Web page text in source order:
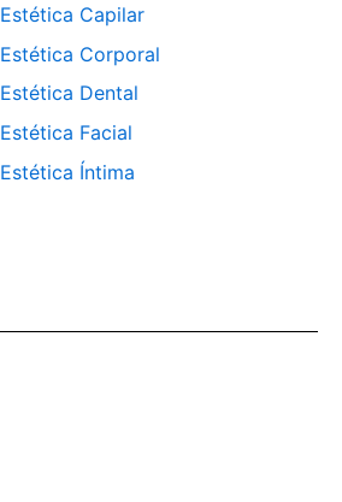
Estética Capilar
Estética Corporal
Estética Dental
Estética Facial
Estética Íntima